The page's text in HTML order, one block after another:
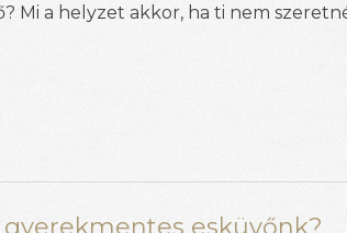
Mi a helyzet akkor, ha ti nem